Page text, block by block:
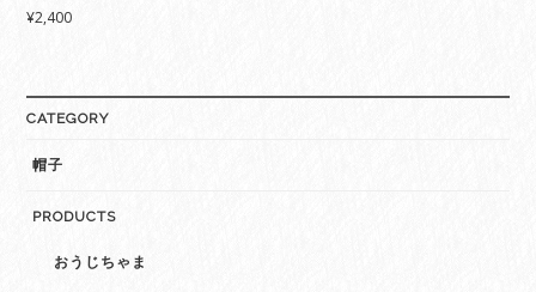
¥2,400
CATEGORY
帽子
PRODUCTS
おうじちゃま